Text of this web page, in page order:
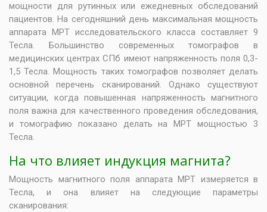
мощности для рутинных или ежедневных обследований
пациентов. На сегодняшний день максимальная мощность
аппарата МРТ исследовательского класса составляет 9
Тесла. Большинство современных томографов в
медицинских центрах СПб имеют напряженность поля 0,3-
1,5 Тесла. Мощность таких томографов позволяет делать
основной перечень сканирований. Однако существуют
ситуации, когда повышенная напряженность магнитного
поля важна для качественного проведения обследования,
и томографию показано делать на МРТ мощностью 3
Тесла.
На что влияет индукция магнита?
Мощность магнитного поля аппарата МРТ измеряется в
Тесла, и она влияет на следующие параметры
сканирования: